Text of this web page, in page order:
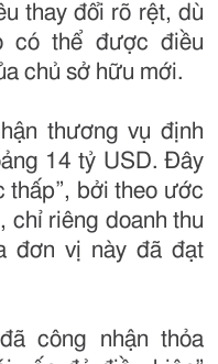
thay đổi rõ rệt, dù
có thể được điều
chủ sở hữu mới.
thương vụ định
14 tỷ USD. Đây
thấp”, bởi theo ước
chỉ riêng doanh thu
đơn vị này đã đạt
công nhận thỏa